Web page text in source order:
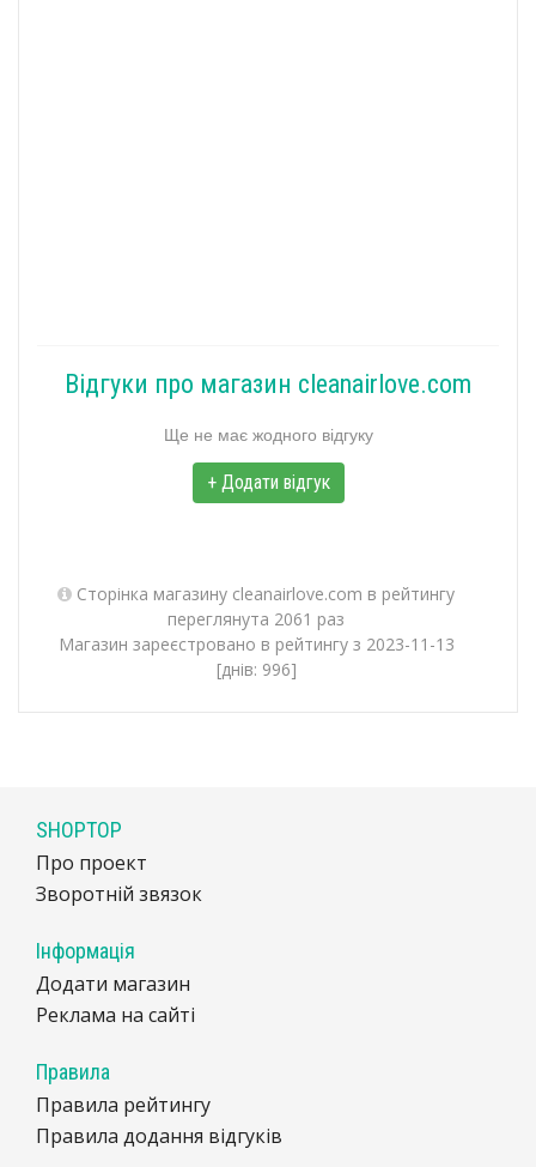
Відгуки про магазин cleanairlove.com
Ще не має жодного відгуку
+ Додати відгук
Сторінка магазину cleanairlove.com в рейтингу
переглянута 2061 раз
Магазин зареєстровано в рейтингу з 2023-11-13
[днів: 996]
SHOPTOP
Про проект
Зворотній звязок
Інформація
Додати магазин
Реклама на сайті
Правила
Правила рейтингу
Правила додання відгуків